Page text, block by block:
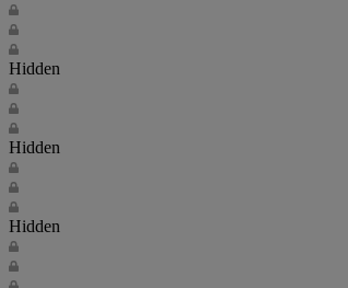
Hidden
Hidden
Hidden